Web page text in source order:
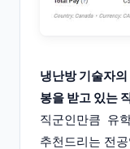
냉난방 기술자
봉을 받고 있는
직군인만큼 유
추천드리는 전